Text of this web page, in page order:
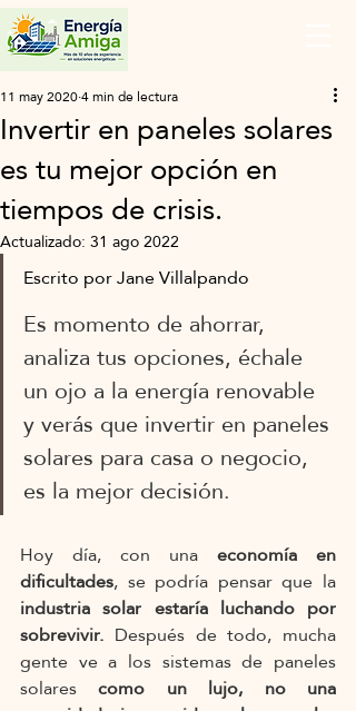
Invertir en paneles solares
es tu mejor opción en
tiempos de crisis.
11 may 20204 min de lectura
Actualizado: 31 ago 2022
Escrito por Jane Villalpando
Es momento de ahorrar,
analiza tus opciones, échale
un ojo a la energía renovable
y verás que invertir en paneles
solares para casa o negocio,
es la mejor decisión.
Hoy día, con una economía en
dificultades
industria solar estaría luchando por
sobrevivir. Después de todo, mucha
gente ve a los sistemas de paneles
solares como un lujo, no una